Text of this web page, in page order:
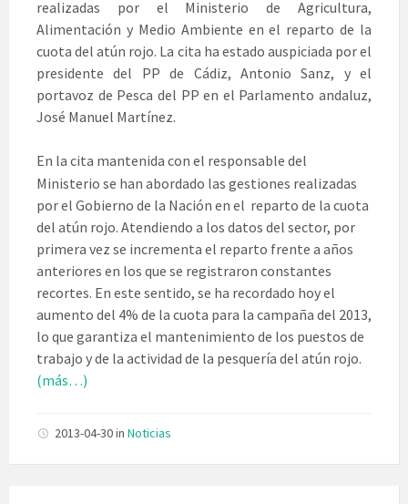
realizadas por el Ministerio de Agricultura,
Alimentación y Medio Ambiente en el reparto de la
cuota del atún rojo. La cita ha estado auspiciada por el
presidente del PP de Cádiz, Antonio Sanz, y el
portavoz de Pesca del PP en el Parlamento andaluz,
José Manuel Martínez.
En la cita mantenida con el responsable del
Ministerio se han abordado las gestiones realizadas
por el Gobierno de la Nación en el reparto de la cuota
del atún rojo. Atendiendo a los datos del sector, por
primera vez se incrementa el reparto frente a años
anteriores en los que se registraron constantes
recortes. En este sentido, se ha recordado hoy el
aumento del 4% de la cuota para la campaña del 2013,
lo que garantiza el mantenimiento de los puestos de
trabajo y de la actividad de la pesquería del atún rojo.
(más…)
2013-04-30in Noticias